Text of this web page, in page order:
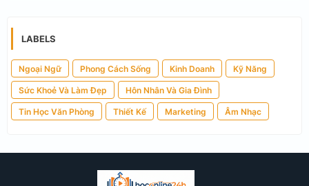
LABELS
Ngoại Ngữ Phong Cách Sống Kinh Doanh Kỹ Năng
Sức Khoẻ Và Làm Đẹp Hôn Nhân Và Gia Đình
Tin Học Văn Phòng Thiết Kế Marketing Âm Nhạc